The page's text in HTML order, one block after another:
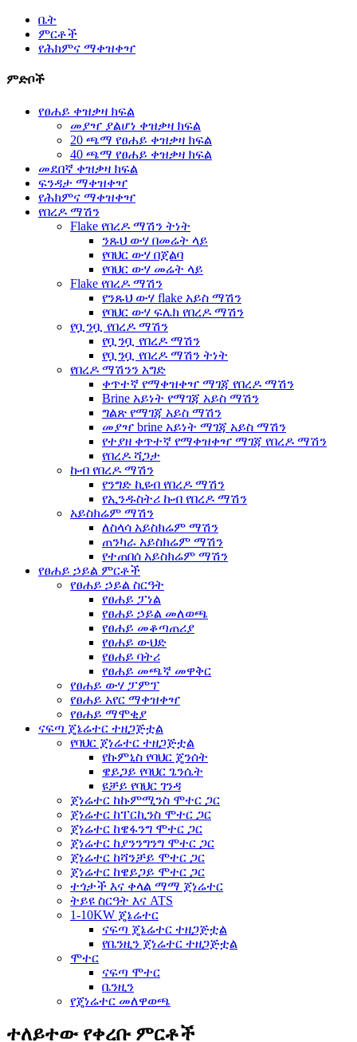
ቤት
ምርቶች
የሕክምና ማቀዝቀዣ
ምድቦች
የፀሐይ ቀዝቃዛ ክፍል
መያዣ ያልሆነ ቀዝቃዛ ክፍል
20 ጫማ የፀሐይ ቀዝቃዛ ክፍል
40 ጫማ የፀሐይ ቀዝቃዛ ክፍል
መደበኛ ቀዝቃዛ ክፍል
ፍንዳታ ማቀዝቀዣ
የሕክምና ማቀዝቀዣ
የበረዶ ማሽን
Flake የበረዶ ማሽን ትነት
ንጹህ ውሃ በመሬት ላይ
የባህር ውሃ በጀልባ
የባህር ውሃ መሬት ላይ
Flake የበረዶ ማሽን
የንጹህ ውሃ flake አይስ ማሽን
የባህር ውሃ ፍሌክ የበረዶ ማሽን
የቧንቧ የበረዶ ማሽን
የቧንቧ የበረዶ ማሽን
የቧንቧ የበረዶ ማሽን ትነት
የበረዶ ማሽንን አግድ
ቀጥተኛ የማቀዝቀዣ ማገጃ የበረዶ ማሽን
Brine አይነት የማገጃ አይስ ማሽን
ግልጽ የማገጃ አይስ ማሽን
መያዣ brine አይነት ማገጃ አይስ ማሽን
የተያዘ ቀጥተኛ የማቀዝቀዣ ማገጃ የበረዶ ማሽን
የበረዶ ሻጋታ
ኩብ የበረዶ ማሽን
የንግድ ኪዩብ የበረዶ ማሽን
የኢንዱስትሪ ኩብ የበረዶ ማሽን
አይስክሬም ማሽን
ለስላሳ አይስክሬም ማሽን
ጠንካራ አይስክሬም ማሽን
የተጠበሰ አይስክሬም ማሽን
የፀሐይ ኃይል ምርቶች
የፀሐይ ኃይል ስርዓት
የፀሐይ ፓነል
የፀሐይ ኃይል መለወጫ
የፀሐይ መቆጣጠሪያ
የፀሐይ ውህድ
የፀሐይ ባትሪ
የፀሐይ መጫኛ መዋቅር
የፀሐይ ውሃ ፓምፕ
የፀሐይ አየር ማቀዝቀዣ
የፀሐይ ማሞቂያ
ናፍጣ ጄኔሬተር ተዘጋጅቷል
የባህር ጀነሬተር ተዘጋጅቷል
የኩምኒስ የባህር ጄንሰት
ዌይጋይ የባህር ጌንሴት
ዩቻይ የባህር ገንዳ
ጀነሬተር ከኩምሚንስ ሞተር ጋር
ጀነሬተር ከፐርኪንስ ሞተር ጋር
ጀነሬተር ከዌፋንግ ሞተር ጋር
ጀነሬተር ከያንንግንግ ሞተር ጋር
ጀነሬተር ከሻንቻይ ሞተር ጋር
ጀነሬተር ከዌይጋይ ሞተር ጋር
ተጎታች እና ቀላል ማማ ጀነሬተር
ትይዩ ስርዓት እና ATS
1-10KW ጄኔሬተር
ናፍጣ ጄኔሬተር ተዘጋጅቷል
የቤንዚን ጀነሬተር ተዘጋጅቷል
ሞተር
ናፍጣ ሞተር
ቤንዚን
የጄነሬተር መለዋወጫ
ተለይተው የቀረቡ ምርቶች